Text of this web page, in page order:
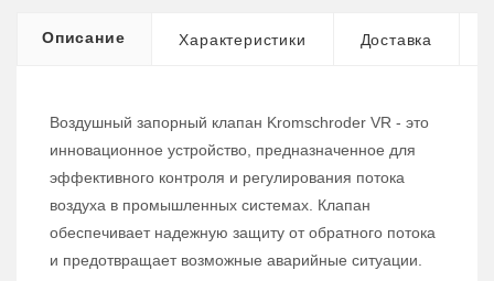
Описание Характеристики Доставка
Воздушный запорный клапан Kromschroder VR - это
инновационное устройство, предназначенное для
эффективного контроля и регулирования потока
воздуха в промышленных системах. Клапан
обеспечивает надежную защиту от обратного потока
и предотвращает возможные аварийные ситуации.